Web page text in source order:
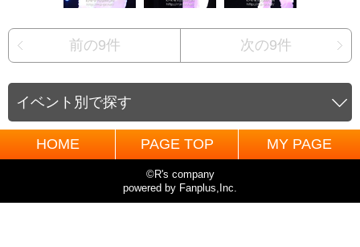
前の9件 次の9件
イベント別で探す
HOME PAGE TOP MY PAGE
©R's company
powered by Fanplus,Inc.